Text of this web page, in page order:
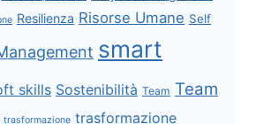
Resilienza Risorse Umane Self
smart
skills Sostenibilità Team Team
trasformazione trasformazione